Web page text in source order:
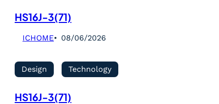
HS16J-3(71)
ICHOME 08/06/2026
Design Technology
HS16J-3(71)